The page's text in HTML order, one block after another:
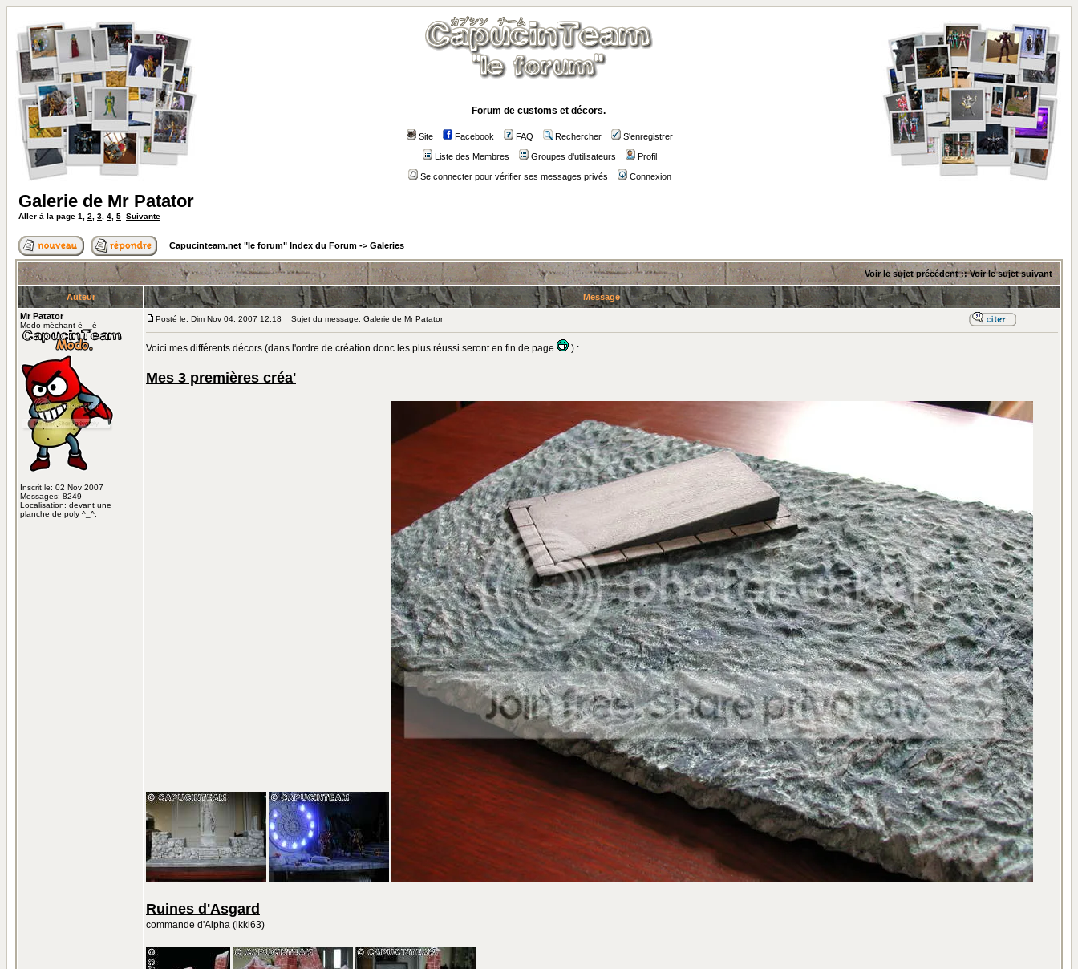
Forum de customs et décors.
Site Facebook FAQ Rechercher S'enregistrer
Liste des Membres Groupes d'utilisateurs Profil
Se connecter pour vérifier ses messages privés Connexion
Galerie de Mr Patator
Aller à la page 1 2 3 4 5 Suivante
Capucinteam.net "le forum" Index du Forum -> Galeries
Voir le sujet précédent::Voir le sujet suivant
Auteur
Message
Mr Patator
Modo méchant è__é
Inscrit le: 02 Nov 2007
Messages: 8249
Localisation: devant une
planche de poly ^_^;
Posté le: Dim Nov 04, 2007 12:18 Sujet du message: Galerie de Mr Patator
Voici mes différents décors (dans l'ordre de création donc les plus réussi seront en fin de page ) :
Mes 3 premières créa'
Ruines d'Asgard
commande d'Alpha (ikki63)